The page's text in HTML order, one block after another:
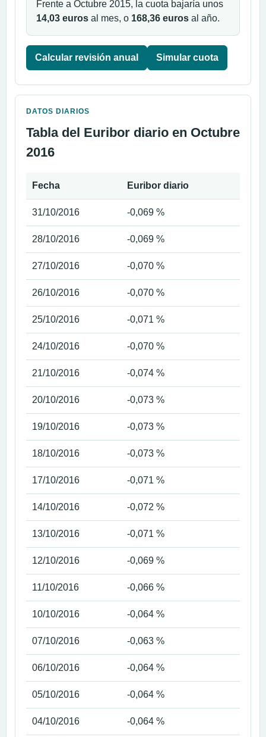
Frente a Octubre 2015, la cuota bajaría unos
14,03 euros al mes, o 168,36 euros al año.
Calcular revisión anual Simular cuota
DATOS DIARIOS
Tabla del Euribor diario en Octubre
2016
Fecha Euribor diario
31/10/2016 -0,069 %
28/10/2016 -0,069 %
27/10/2016 -0,070 %
26/10/2016 -0,070 %
25/10/2016 -0,071 %
24/10/2016 -0,070 %
21/10/2016 -0,074 %
20/10/2016 -0,073 %
19/10/2016 -0,073 %
18/10/2016 -0,073 %
17/10/2016 -0,071 %
14/10/2016 -0,072 %
13/10/2016 -0,071 %
12/10/2016 -0,069 %
11/10/2016 -0,066 %
10/10/2016 -0,064 %
07/10/2016 -0,063 %
06/10/2016 -0,064 %
05/10/2016 -0,064 %
04/10/2016 -0,064 %